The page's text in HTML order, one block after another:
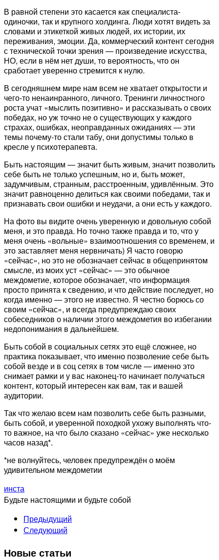
В равной степени это касается как специалиста-
одиночки, так и крупного холдинга. Люди хотят видеть за
словами и этикеткой живых людей, их истории, их
переживания, эмоции. Да, коммерческий контент сегодня
с технической точки зрения — произведение искусства,
НО, если в нём нет души, то вероятность, что он
сработает уверенно стремится к нулю.
В сегодняшнем мире нам всем не хватает открытости и
чего-то ненаинранного, личного. Тренинги личностного
роста учат «мыслить позитивно» и рассказывать о своих
победах, но уж точно не о существующих у каждого
страхах, ошибках, неоправданных ожиданиях — эти
темы почему-то стали табу, они допустимы только в
кресле у психотерапевта.
Быть настоящим — значит быть живым, значит позволить
себе быть не только успешным, но и, быть может,
задумчивым, странным, расстроенным, удивлённым. Это
значит равноценно делиться как своими победами, так и
признавать свои ошибки и неудачи, а они есть у каждого.
На фото вы видите очень уверенную и довольную собой
меня, и это правда. Но точно также правда и то, что у
меня очень «вольные» взаимоотношения со временем, и
это заставляет меня нервничать) Я часто говорю
«сейчас», но это не обозначает сейчас в общепринятом
смысле, из моих уст «сейчас» — это обычное
междометие, которое обозначает, что информация
просто принята к сведению, и что действие последует, но
когда именно — этого не известно. Я честно борюсь со
своим «сейчас», и всегда предупреждаю своих
собеседников о наличии этого междометия во избегании
недопонимания в дальнейшем.
Быть собой в социальных сетях это ещё сложнее, но
практика показывает, что именно позволение себе быть
собой везде и в соц сетях в том числе — именно это
снимает рамки и у вас наконец-то начинает получаться
контент, который интересен как вам, так и вашей
аудитории.
Так что желаю всем нам позволить себе быть разными,
быть собой, и уверенной походкой ухожу выполнять что-
то важное, на что было сказано «сейчас» уже несколько
часов назад*.
*не волнуйтесь, человек предупреждён о моём
удивительном междометии
инста
Будьте настоящими и будьте собой
Предыдущий
Следующий
Новые статьи